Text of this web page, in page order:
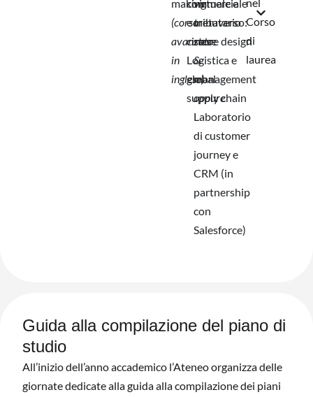
making
(corso
avanzato
in
inglese)
commerciale
e tributario
cinese
Logistica e
global
supply chain
virtuale e
metaverso:
store design
&
management
oppure
Laboratorio
di customer
journey e
CRM (in
partnership
con
Salesforce)
Corso
di
laurea
Guida alla compilazione del piano di
studio
All’inizio dell’anno accademico l’Ateneo organizza delle
giornate dedicate alla guida alla compilazione dei piani